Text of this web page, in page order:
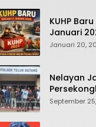
KUHP
Januari
Apa
Dipahami
Januari 20,
Nelayan
September